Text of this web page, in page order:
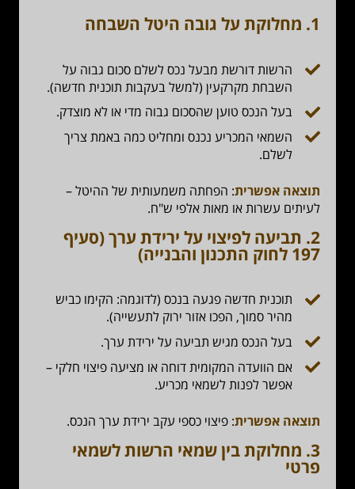
1. מחלוקת על גובה היטל השבחה
הרשות דורשת מבעל נכס לשלם סכום גבוה על
השבחת מקרקעין (למשל בעקבות תוכנית חדשה).
בעל הנכס טוען שהסכום גבוה מדי או לא מוצדק.
השמאי המכריע נכנס ומחליט כמה באמת צריך
לשלם.
תוצאה אפשרית: הפחתה משמעותית של ההיטל –
לעיתים עשרות או מאות אלפי ש"ח.
2. תביעה לפיצוי על ירידת ערך (סעיף
197 לחוק התכנון והבנייה)
תוכנית חדשה פגעה בנכס (לדוגמה: הקימו כביש
מהיר סמוך, הפכו אזור ירוק לתעשייה).
בעל הנכס מגיש תביעה על ירידת ערך.
אם הוועדה המקומית דוחה או מציעה פיצוי חלקי –
אפשר לפנות לשמאי מכריע.
תוצאה אפשרית: פיצוי כספי עקב ירידת ערך הנכס.
3. מחלוקת בין שמאי הרשות לשמאי
פרטי